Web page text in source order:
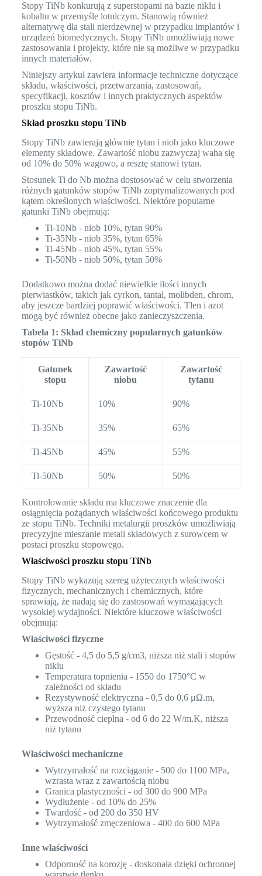
Stopy TiNb konkurują z superstopami na bazie niklu i
kobaltu w przemyśle lotniczym. Stanowią również
alternatywę dla stali nierdzewnej w przypadku implantów i
urządzeń biomedycznych. Stopy TiNb umożliwiają nowe
zastosowania i projekty, które nie są możliwe w przypadku
innych materiałów.
Niniejszy artykuł zawiera informacje techniczne dotyczące
składu, właściwości, przetwarzania, zastosowań,
specyfikacji, kosztów i innych praktycznych aspektów
proszku stopu TiNb.
Skład proszku stopu TiNb
Stopy TiNb zawierają głównie tytan i niob jako kluczowe
elementy składowe. Zawartość niobu zazwyczaj waha się
od 10% do 50% wagowo, a resztę stanowi tytan.
Stosunek Ti do Nb można dostosować w celu stworzenia
różnych gatunków stopów TiNb zoptymalizowanych pod
kątem określonych właściwości. Niektóre popularne
gatunki TiNb obejmują:
Ti-10Nb - niob 10%, tytan 90%
Ti-35Nb - niob 35%, tytan 65%
Ti-45Nb - niob 45%, tytan 55%
Ti-50Nb - niob 50%, tytan 50%
Dodatkowo można dodać niewielkie ilości innych
pierwiastków, takich jak cyrkon, tantal, molibden, chrom,
aby jeszcze bardziej poprawić właściwości. Tlen i azot
mogą być również obecne jako zanieczyszczenia.
Tabela 1: Skład chemiczny popularnych gatunków
stopów TiNb
Gatunek
stopu
Zawartość
niobu
Zawartość
tytanu
Ti-10Nb 10% 90%
Ti-35Nb 35% 65%
Ti-45Nb 45% 55%
Ti-50Nb 50% 50%
Kontrolowanie składu ma kluczowe znaczenie dla
osiągnięcia pożądanych właściwości końcowego produktu
ze stopu TiNb. Techniki metalurgii proszków umożliwiają
precyzyjne mieszanie metali składowych z surowcem w
postaci proszku stopowego.
Właściwości proszku stopu TiNb
Stopy TiNb wykazują szereg użytecznych właściwości
fizycznych, mechanicznych i chemicznych, które
sprawiają, że nadają się do zastosowań wymagających
wysokiej wydajności. Niektóre kluczowe właściwości
obejmują:
Właściwości fizyczne
Gęstość - 4,5 do 5,5 g/cm3, niższa niż stali i stopów
niklu
Temperatura topnienia - 1550 do 1750°C w
zależności od składu
Rezystywność elektryczna - 0,5 do 0,6 μΩ.m,
wyższa niż czystego tytanu
Przewodność cieplna - od 6 do 22 W/m.K, niższa
niż tytanu
Właściwości mechaniczne
Wytrzymałość na rozciąganie - 500 do 1100 MPa,
wzrasta wraz z zawartością niobu
Granica plastyczności - od 300 do 900 MPa
Wydłużenie - od 10% do 25%
Twardość - od 200 do 350 HV
Wytrzymałość zmęczeniowa - 400 do 600 MPa
Inne właściwości
Odporność na korozję - doskonała dzięki ochronnej